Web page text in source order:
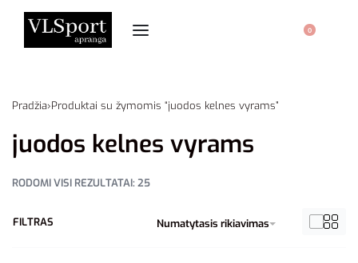
0
Pradžia›Produktai su žymomis “juodos kelnes vyrams”
juodos kelnes vyrams
RODOMI VISI REZULTATAI: 25
Numatytasis rikiavimas
FILTRAS